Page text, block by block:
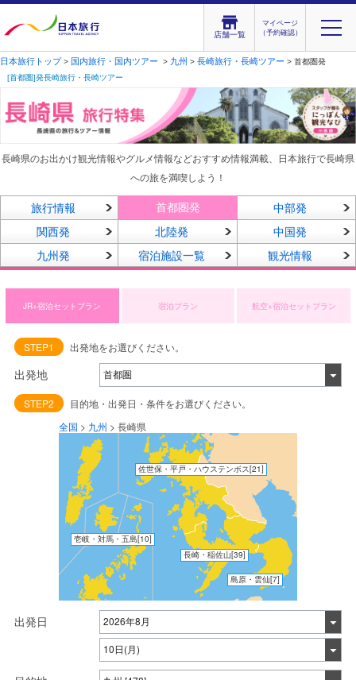
店舗一覧
マイページ
（予約確認）
日本旅行トップ> 国内旅行・国内ツアー > 九州 > 長崎旅行・長崎ツアー > 首都圏発
[首都圏]発長崎旅行・長崎ツアー
長崎県のお出かけ観光情報やグルメ情報などおすすめ情報満載、日本旅行で長崎県
への旅を満喫しよう！
旅行情報 首都圏発
中部発
関西発
北陸発
中国発
九州発
宿泊施設一覧 観光情報
JR+宿泊セットプラン 宿泊プラン 航空+宿泊セットプラン
STEP1 出発地をお選びください。
出発地
STEP2
目的地・出発日・条件をお選びください。
全国 > 九州 > 長崎県
長崎・稲佐山[39]
佐世保・平戸・ハウステンボス[21]
島原・雲仙[7]
壱岐・対馬・五島[10]
出発日